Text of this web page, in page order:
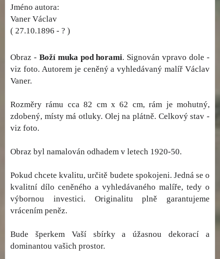
Jméno autora:
Vaner Václav
( 27.10.1896 - ? )
Obraz - Boží muka pod horami. Signován vpravo dole -
viz foto. Autorem je ceněný a vyhledávaný malíř Václav
Vaner.
Rozměry rámu cca 82 cm x 62 cm, rám je mohutný,
zdobený, místy má otluky. Olej na plátně. Celkový stav -
viz foto.
Obraz byl namalován odhadem v letech 1920-50.
Pokud chcete kvalitu, určitě budete spokojeni. Jedná se o
kvalitní dílo ceněného a vyhledávaného malíře, tedy o
výbornou investici. Originalitu plně garantujeme
vrácením peněz.
Bude šperkem Vaší sbírky a úžasnou dekorací a
dominantou vašich prostor.